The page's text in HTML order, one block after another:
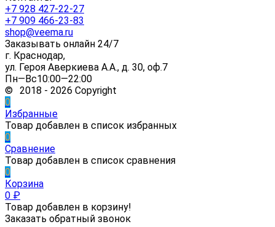
+7 928 427-22-27
+7 909 466-23-83
shop@veema.ru
Заказывать онлайн 24/7
г. Краснодар,
ул. Героя Аверкиева А.А., д. 30, оф.7
Пн—Вс10:00—22:00
© 2018 - 2026 Copyright
0
Избранные
Товар добавлен в список избранных
0
Сравнение
Товар добавлен в список сравнения
0
Корзина
0 ₽
Товар добавлен в корзину!
Заказать обратный звонок